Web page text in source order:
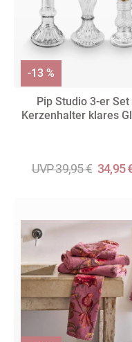
Pip Studio 3-er Set
Kerzenhalter klares
UVP 39,95 € 34,95
-13 %